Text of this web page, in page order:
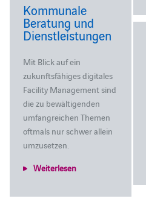
Kommunale
Beratung und
Dienstleistungen
Mit Blick auf ein
zukunftsfähiges digitales
Facility Management sind
die zu bewältigenden
umfangreichen Themen
oftmals nur schwer allein
umzusetzen.
Weiterlesen